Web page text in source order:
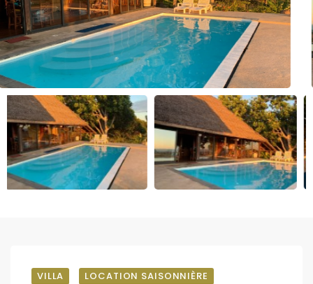
VILLA
LOCATION SAISONNIÈRE